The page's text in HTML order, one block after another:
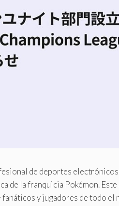
de deportes
de la franquicia Pokémon.
y jugadores de todo el